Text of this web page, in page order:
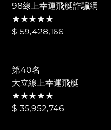
98線上幸運飛艇詐騙網
★★★★★
$ 59,428,166
第40名
大立線上幸運飛艇
★★★★★
$ 35,952,746